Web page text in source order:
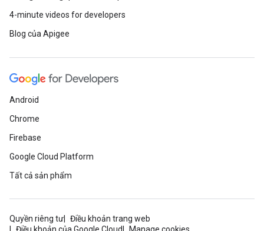
4-minute videos for developers
Blog của Apigee
Android
Chrome
Firebase
Google Cloud Platform
Tất cả sản phẩm
Quyền riêng tư
Điều khoản trang web